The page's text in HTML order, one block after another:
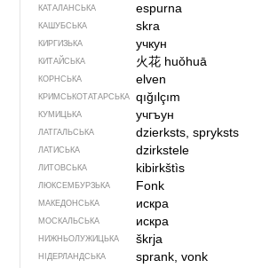
КАТАЛАНСЬКА espurna
КАШУБСЬКА skra
КИРГИЗЬКА учкун
КИТАЙСЬКА 火花 huǒhuā
КОРНСЬКА elven
КРИМСЬКОТАТАРСЬКА qığılçım
КУМИЦЬКА учгъун
ЛАТГАЛЬСЬКА dzierksts, spryksts
ЛАТИСЬКА dzirkstele
ЛИТОВСЬКА kibirkštìs
ЛЮКСЕМБУРЗЬКА Fonk
МАКЕДОНСЬКА искра
МОСКАЛЬСЬКА искра
НИЖНЬОЛУЖИЦЬКА škrja
НІДЕРЛАНДСЬКА sprank, vonk